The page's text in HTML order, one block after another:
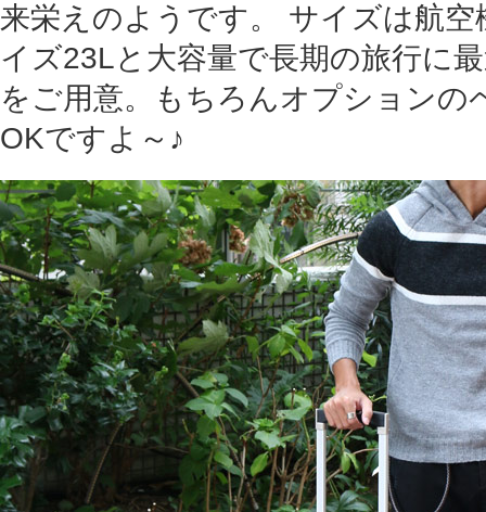
来栄えのようです。 サイズは航
イズ23Lと大容量で長期の旅行に
をご用意。もちろんオプションの
OKですよ～♪